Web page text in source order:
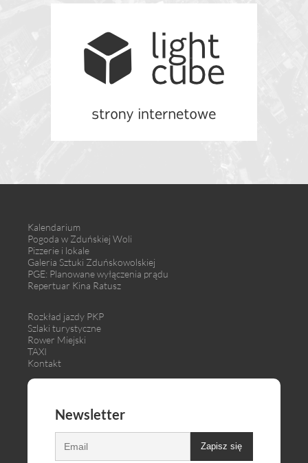
Kalendarium
Pogoda w Zduńskiej Woli
Pizzerie i lokale
Galeria Sztuki Zduńskowolskiej
PGE: Planowane wyłączenia prądu
Repertuar Kina Ratusz
Rozkład jazdy PKP
Szlaki turystyczne
Rower Miejski
TAXI
Kontakt
Newsletter
Zapisz się